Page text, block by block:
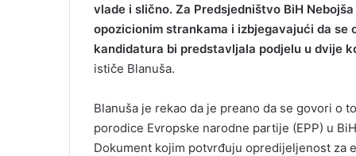
vlade i slično. Za Predsjedništvo BiH
opozicionim strankama i izbjegavajući da
kandidatura bi predstavljala podjelu u dvije
ističe Blanuša.
Blanuša je rekao da je preano da se govori o
porodice Evropske narodne partije (EPP) u
Dokument kojim potvrđuju opredijeljenost za